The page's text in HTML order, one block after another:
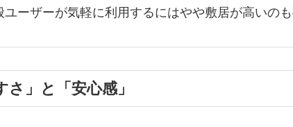
ーザーが気軽に利用するにはやや敷居が高いのも
」と「安心感」